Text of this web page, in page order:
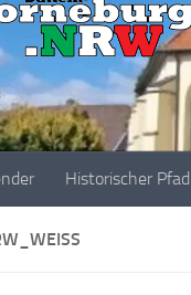
Historischer Pfad